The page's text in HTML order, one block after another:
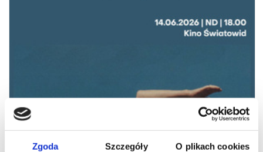
Zgoda Szczegóły O plikach cookies